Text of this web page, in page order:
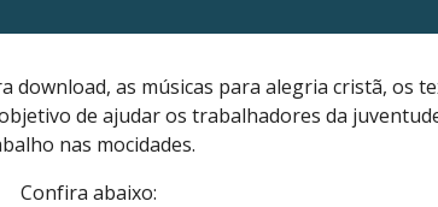
as músicas para alegria cristã, os
de ajudar os trabalhadores da
nas mocidades.
Confira abaixo: